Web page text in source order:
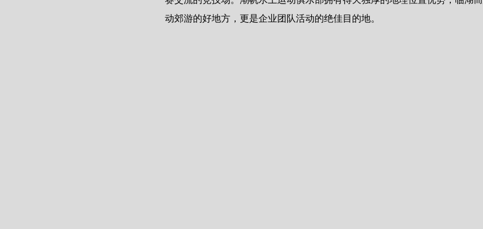
动郊游的好地方，更是企业团队活动的绝佳目的地。